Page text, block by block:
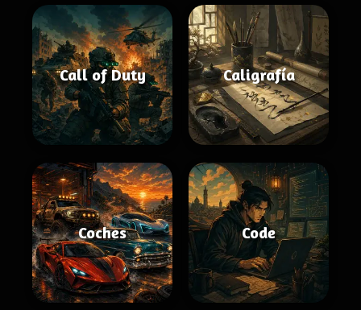
Call of Duty Caligrafía
Coches Code